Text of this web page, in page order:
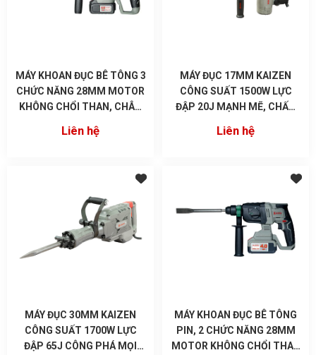
MÁY KHOAN ĐỤC BÊ TÔNG 3
CHỨC NĂNG 28MM MOTOR
KHÔNG CHỔI THAN, CHÂN
Liên hệ
MÁY ĐỤC 17MM KAIZEN
CÔNG SUẤT 1500W LỰC
ĐẬP 20J MẠNH MẼ, CHẤT
Liên hệ
MÁY ĐỤC 30MM KAIZEN
CÔNG SUẤT 1700W LỰC
ĐẬP 65J CÔNG PHÁ MỌI
MÁY KHOAN ĐỤC BÊ TÔNG
PIN, 2 CHỨC NĂNG 28MM
MOTOR KHÔNG CHỔI THAN